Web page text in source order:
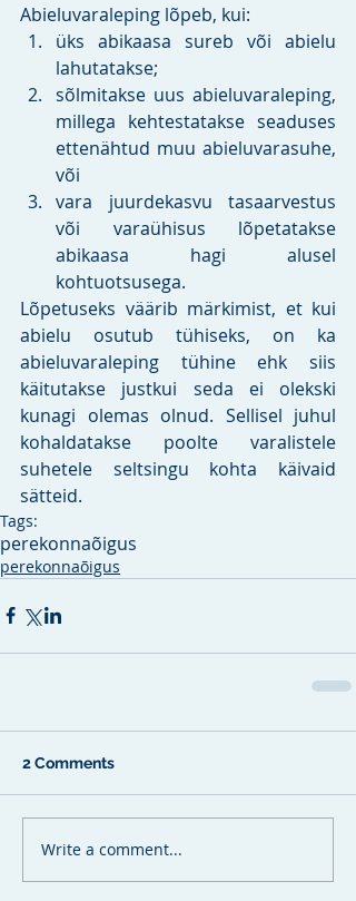
Abieluvaraleping lõpeb, kui:
üks abikaasa sureb või abielu
lahutatakse;
sõlmitakse uus abieluvaraleping,
millega kehtestatakse seaduses
ettenähtud muu abieluvarasuhe,
või
vara juurdekasvu tasaarvestus
või varaühisus lõpetatakse
abikaasa hagi alusel
kohtuotsusega.
Lõpetuseks väärib märkimist, et kui
abielu osutub tühiseks, on ka
abieluvaraleping tühine ehk siis
käitutakse justkui seda ei olekski
kunagi olemas olnud. Sellisel juhul
kohaldatakse poolte varalistele
suhetele seltsingu kohta käivaid
sätteid.
Tags:
perekonnaõigus
perekonnaõigus
2 Comments
Write a comment...